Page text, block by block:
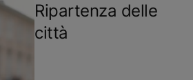
Ripartenza delle
città